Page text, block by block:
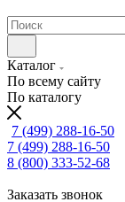
Каталог
По всему сайту
По каталогу
7 (499) 288-16-50
7 (499) 288-16-50
8 (800) 333-52-68
Заказать звонок